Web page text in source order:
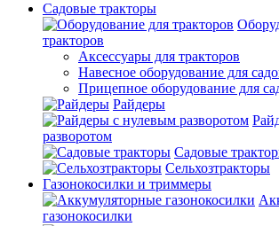
Садовые тракторы
тракторов
Аксессуары для тракторов
Навесное оборудование для
Прицепное оборудование для
Райдеры
разворотом
Садовые
Сельхозтракторы
Газонокосилки и триммеры
газонокосилки